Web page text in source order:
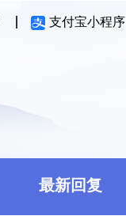
支付宝小程序
最新回复